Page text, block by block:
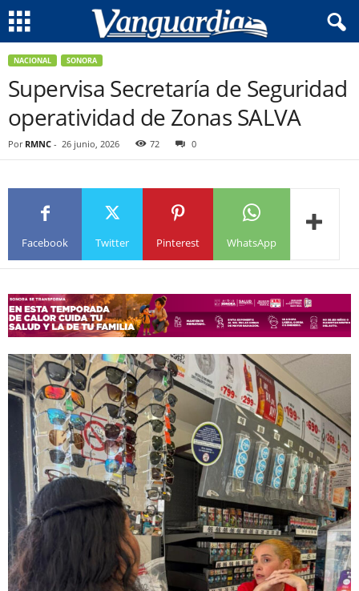
NACIONAL SONORA
Supervisa Secretaría de Seguridad
operatividad de Zonas SALVA
Por RMNC - 26 junio, 2026 72 0
Facebook Twitter Pinterest WhatsApp